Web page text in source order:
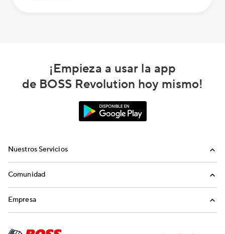
¡Empieza a usar la app
de BOSS Revolution hoy mismo!
Nuestros Servicios
Envíos de Dinero
Recargas Internacionales
Comunidad
Blog
Historias del Sueño Americano
Empresa